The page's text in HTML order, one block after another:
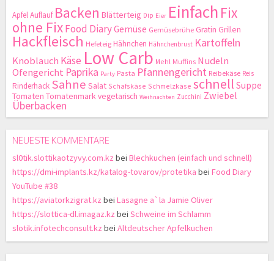
ApfelAuflauf Backen Blätterteig Dip Eier Einfach Fix
ohne FixFood DiaryGemüse Gemüsebrühe Gratin Grillen
Hackfleisch Hefeteig Hähnchen Hähnchenbrust Kartoffeln
Knoblauch Käse Low Carb Mehl Muffins Nudeln
Ofengericht Paprika Party Pasta Pfannengericht Reibekäse Reis
Rinderhack Sahne Salat Schafskäse Schmelzkäse schnell Suppe
Tomaten Tomatenmarkvegetarisch Weihnachten Zucchini Zwiebel
Überbacken
NEUESTE KOMMENTARE
sl0tik.slottikaotzyvy.com.kz bei Blechkuchen (einfach und schnell)
https://dmi-implants.kz/katalog-tovarov/protetika bei Food Diary
YouTube #38
https://aviatorkzigrat.kz bei Lasagne a`la Jamie Oliver
https://slottica-dl.imagaz.kz bei Schweine im Schlamm
slotik.infotechconsult.kz bei Altdeutscher Apfelkuchen